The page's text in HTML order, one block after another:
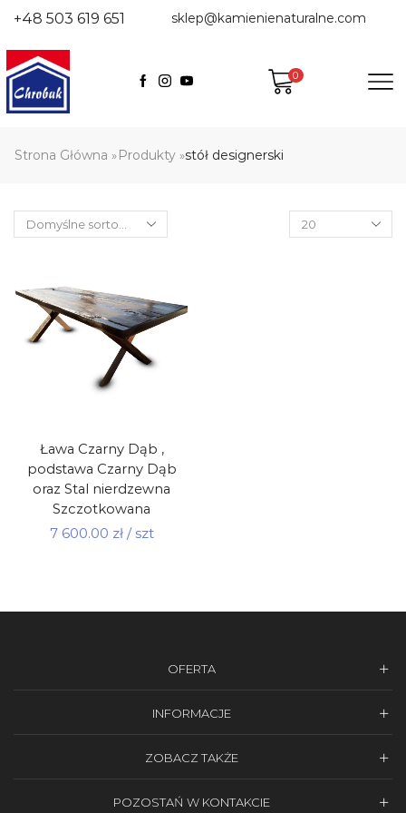
+48 503 619 651 sklep@kamienienaturalne.com
0
Strona Główna »Produkty »stół designerski
Products
per
Ława Czarny Dąb ,
podstawa Czarny Dąb
oraz Stal nierdzewna
Szczotkowana
7 600.00 zł / szt
OFERTA
INFORMACJE
ZOBACZ TAKŻE
POZOSTAŃ W KONTAKCIE